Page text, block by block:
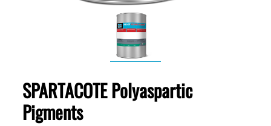
SPARTACOTE Polyaspartic
Pigments